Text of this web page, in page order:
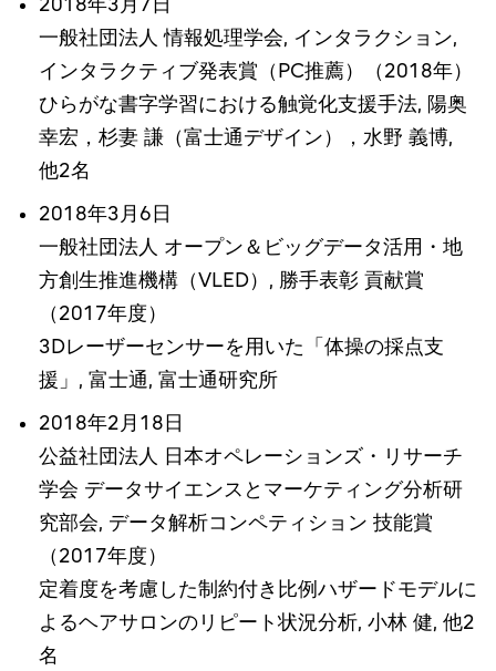
2018年3月7日
一般社団法人 情報処理学会, インタラクション,
インタラクティブ発表賞（PC推薦）（2018年）
ひらがな書字学習における触覚化支援手法, 陽奥
幸宏，杉妻 謙（富士通デザイン），水野 義博,
他2名
2018年3月6日
一般社団法人 オープン＆ビッグデータ活用・地
方創生推進機構（VLED）, 勝手表彰 貢献賞
（2017年度）
3Dレーザーセンサーを用いた「体操の採点支
援」, 富士通, 富士通研究所
2018年2月18日
公益社団法人 日本オペレーションズ・リサーチ
学会 データサイエンスとマーケティング分析研
究部会, データ解析コンペティション 技能賞
（2017年度）
定着度を考慮した制約付き比例ハザードモデルに
よるヘアサロンのリピート状況分析, 小林 健, 他2
名